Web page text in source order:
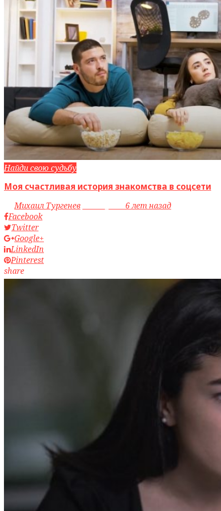
Найди свою судьбу
Моя счастливая история знакомства в соцсети
byМихаил Тургенев
6 лет назад
Facebook
Twitter
Google+
LinkedIn
Pinterest
share